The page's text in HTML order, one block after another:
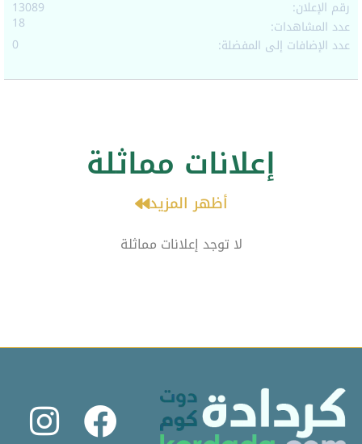
رقم الإعلان:
13089
عدد المشاهدات:
18
عدد الإضافات إلى المفضلة:
0
إعلانات مماثلة
أظهر المزيد
لا توجد إعلانات مماثلة